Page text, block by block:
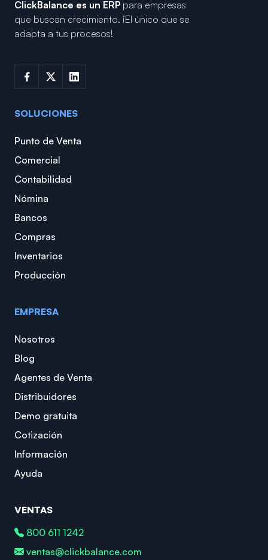
ClickBalance es un ERP para empresas
que buscan crecimiento. ¡El único que se
adapta a tus procesos!
SOLUCIONES
Punto de Venta
Comercial
Contabilidad
Nómina
Bancos
Compras
Inventarios
Producción
EMPRESA
Nosotros
Blog
Agentes de Venta
Distribuidores
Demo gratuita
Cotización
Información
Ayuda
VENTAS
800 611 1242
ventas@clickbalance.com